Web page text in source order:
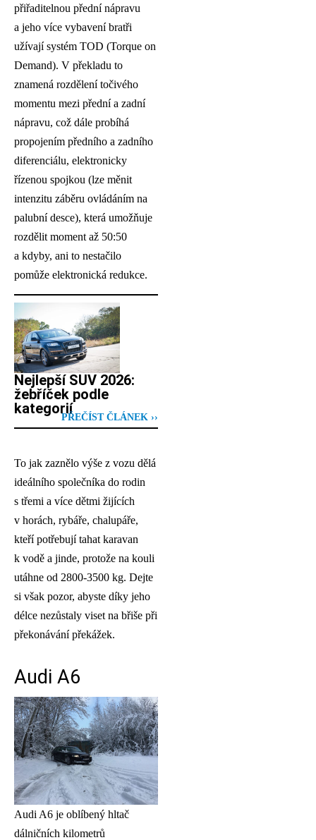
přiřaditelnou přední nápravu
a jeho více vybavení bratři
užívají systém TOD (Torque on
Demand). V překladu to
znamená rozdělení točivého
momentu mezi přední a zadní
nápravu, což dále probíhá
propojením předního a zadního
diferenciálu, elektronicky
řízenou spojkou (lze měnit
intenzitu záběru ovládáním na
palubní desce), která umožňuje
rozdělit moment až 50:50
a kdyby, ani to nestačilo
pomůže elektronická redukce.
Nejlepší SUV 2026:
žebříček podle
kategorií
PŘEČÍST ČLÁNEK ››
To jak zaznělo výše z vozu dělá
ideálního společníka do rodin
s třemi a více dětmi žijících
v horách, rybáře, chalupáře,
kteří potřebují tahat karavan
k vodě a jinde, protože na kouli
utáhne od 2800-3500 kg. Dejte
si však pozor, abyste díky jeho
délce nezůstaly viset na břiše při
překonávání překážek.
Audi A6
Audi A6 je oblíbený hltač
dálničních kilometrů